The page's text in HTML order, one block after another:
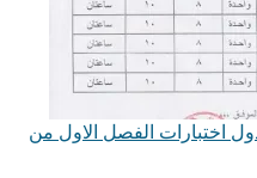
اختبارات الفصل الاول من